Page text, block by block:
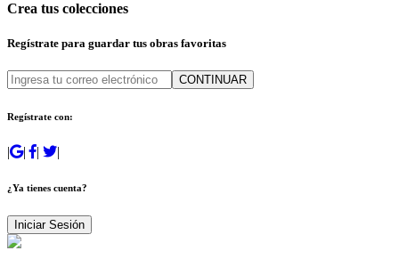
Crea tus colecciones
Regístrate para guardar tus obras favoritas
CONTINUAR
Regístrate con:
| | | |
¿Ya tienes cuenta?
Iniciar Sesión